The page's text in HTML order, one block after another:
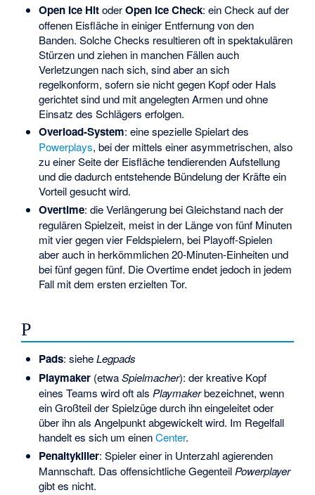
Open Ice HitoderOpen Ice Check: ein Check auf der
offenen Eisfläche in einiger Entfernung von den
Banden. Solche Checks resultieren oft in spektakulären
Stürzen und ziehen in manchen Fällen auch
Verletzungen nach sich, sind aber an sich
regelkonform, sofern sie nicht gegen Kopf oder Hals
gerichtet sind und mit angelegten Armen und ohne
Einsatz des Schlägers erfolgen.
Overload-System: eine spezielle Spielart des
Powerplays, bei der mittels einer asymmetrischen, also
zu einer Seite der Eisfläche tendierenden Aufstellung
und die dadurch entstehende Bündelung der Kräfte ein
Vorteil gesucht wird.
Overtime: die Verlängerung bei Gleichstand nach der
regulären Spielzeit, meist in der Länge von fünf Minuten
mit vier gegen vier Feldspielern, bei Playoff-Spielen
aber auch in herkömmlichen 20-Minuten-Einheiten und
bei fünf gegen fünf. Die Overtime endet jedoch in jedem
Fall mit dem ersten erzielten Tor.
P
Pads: sieheLegpads
Playmaker(etwaSpielmacher): der kreative Kopf
eines Teams wird oft als Playmakerbezeichnet, wenn
ein Großteil der Spielzüge durch ihn eingeleitet oder
über ihn als Angelpunkt abgewickelt wird. Im Regelfall
handelt es sich um einenCenter.
Penaltykiller: Spieler einer in Unterzahl agierenden
Mannschaft. Das offensichtliche Gegenteil Powerplayer
gibt es nicht.